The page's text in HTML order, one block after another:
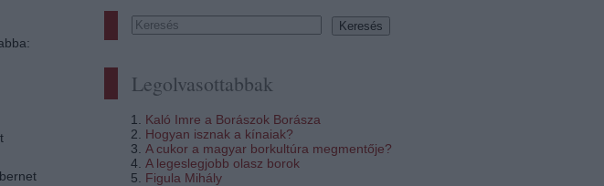
Legolvasottabbak
Kaló Imre a Borászok Borásza
Hogyan isznak a kínaiak?
A cukor a magyar borkultúra megmentője?
A legeslegjobb olasz borok
Figula Mihály